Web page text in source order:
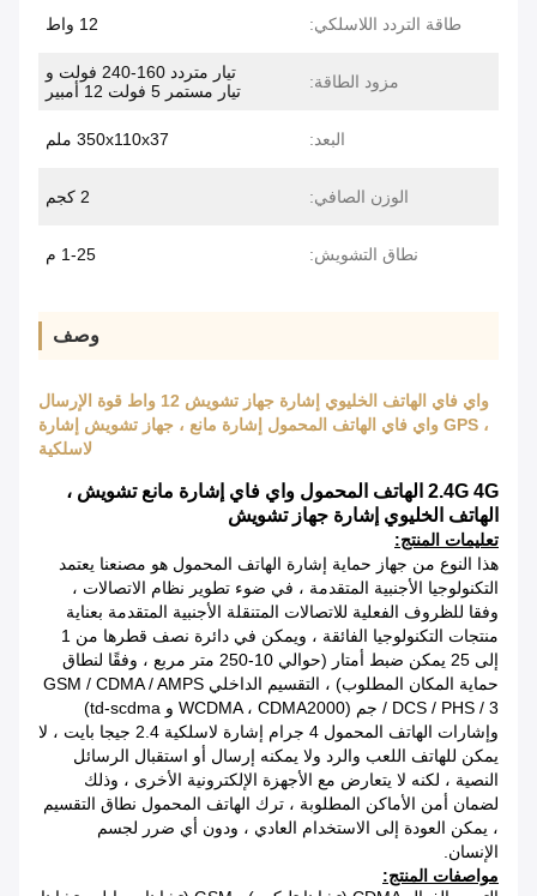
طاقة التردد اللاسلكي: 12 واط
مزود الطاقة:
تيار متردد 160-240 فولت و
تيار مستمر 5 فولت 12 أمبير
البعد: 350x110x37 ملم
الوزن الصافي: 2 كجم
نطاق التشويش: 1-25 م
وصف
واي فاي الهاتف الخليوي إشارة جهاز تشويش 12 واط قوة الإرسال
، GPS واي فاي الهاتف المحمول إشارة مانع ، جهاز تشويش إشارة
لاسلكية
2.4G 4G الهاتف المحمول واي فاي إشارة مانع تشويش ،
الهاتف الخليوي إشارة جهاز تشويش
تعليمات المنتج:
هذا النوع من جهاز حماية إشارة الهاتف المحمول هو مصنعنا يعتمد
التكنولوجيا الأجنبية المتقدمة ، في ضوء تطوير نظام الاتصالات ،
وفقا للظروف الفعلية للاتصالات المتنقلة الأجنبية المتقدمة بعناية
منتجات التكنولوجيا الفائقة ، ويمكن في دائرة نصف قطرها من 1
إلى 25 يمكن ضبط أمتار (حوالي 10-250 متر مربع ، وفقًا لنطاق
حماية المكان المطلوب) ، التقسيم الداخلي GSM / CDMA / AMPS
/ DCS / PHS / 3 جم (WCDMA ، CDMA2000 و td-scdma)
وإشارات الهاتف المحمول 4 جرام إشارة لاسلكية 2.4 جيجا بايت ، لا
يمكن للهاتف اللعب والرد ولا يمكنه إرسال أو استقبال الرسائل
النصية ، لكنه لا يتعارض مع الأجهزة الإلكترونية الأخرى ، وذلك
لضمان أمن الأماكن المطلوبة ، ترك الهاتف المحمول نطاق التقسيم
، يمكن العودة إلى الاستخدام العادي ، ودون أي ضرر لجسم
الإنسان.
مواصفات المنتج: